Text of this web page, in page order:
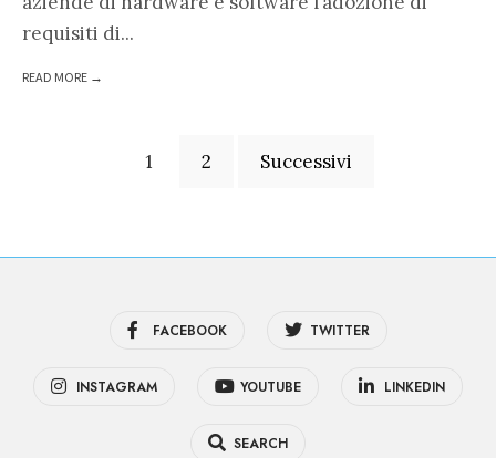
requisiti di...
READ MORE →
Paginazione
1 2 Successivi
FACEBOOK TWITTER
INSTAGRAM YOUTUBE LINKEDIN
SEARCH